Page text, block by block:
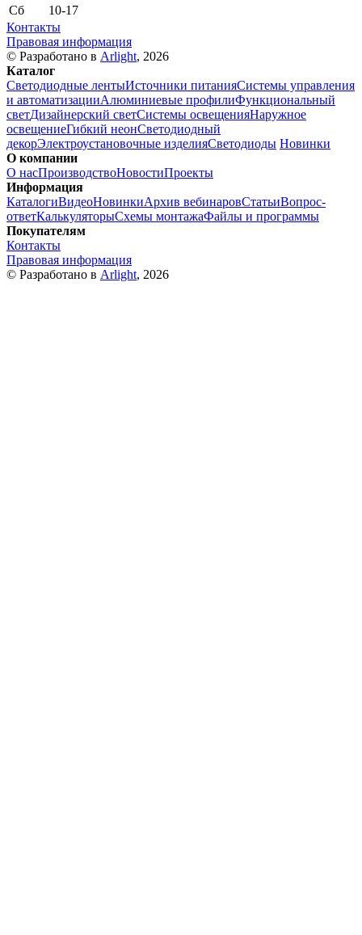
Сб
10-17
Контакты
Правовая информация
© Разработано в Arlight, 2026
Каталог
Светодиодные лентыИсточники питанияСистемы управления
и автоматизацииАлюминиевые профилиФункциональный
светДизайнерский светСистемы освещенияНаружное
освещениеГибкий неонСветодиодный
декорЭлектроустановочные изделияСветодиоды Новинки
О компании
О насПроизводствоНовостиПроекты
Информация
КаталогиВидеоНовинкиАрхив вебинаровСтатьиВопрос-
ответКалькуляторыСхемы монтажаФайлы и программы
Покупателям
Контакты
Правовая информация
© Разработано в Arlight, 2026